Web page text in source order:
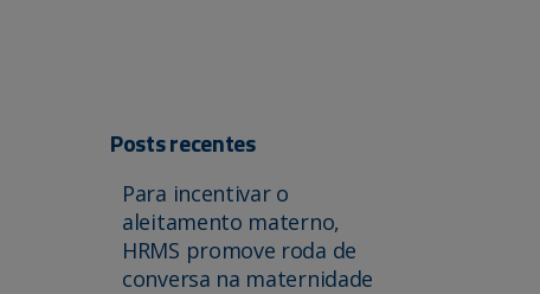
Posts recentes
Para incentivar o
aleitamento materno,
HRMS promove roda de
conversa na maternidade